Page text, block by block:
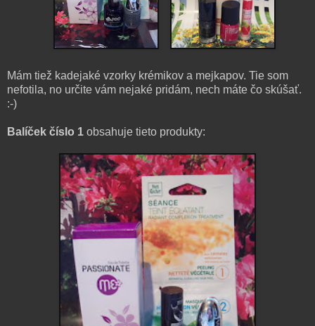
Mám tiež kadejaké vzorky krémikov a mejkapov. Tie som
nefotila, no určite vám nejaké pridám, nech máte čo skúšať.
:-)
Balíček číslo 1 obsahuje tieto produkty: